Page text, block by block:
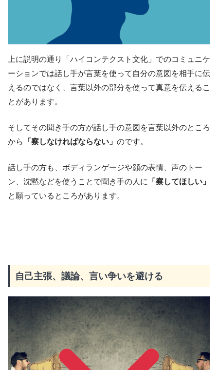
上に説明の通り「ハイコンテクスト文化」でのコミュニケ
ーションでは話し手が言葉を使って自分の意図を相手に伝
えるのではなく、言葉以外の部分を使って真意を伝えるこ
とがあります。
そしてその聞き手の方が話し手の意図を言葉以外のところ
から
「察しなければならない」 のです。
話し手の方も、ボディランゲージや顔の表情、声のトー
ン、沈黙などを使うことで聞き手の人に
「察してほしい」
と願っているところがあります。
自己主張、議論、言い争いを避ける